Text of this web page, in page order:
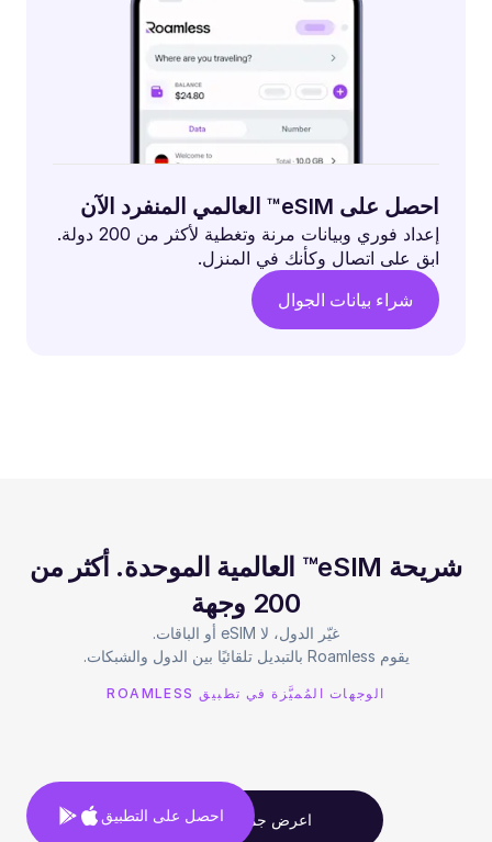
احصل على eSIM™ العالمي المنفرد الآن
إعداد فوري وبيانات مرنة وتغطية لأكثر من 200 دولة.
ابق على اتصال وكأنك في المنزل.
شراء بيانات الجوال
شريحة eSIM™ العالمية الموحدة. أكثر من
200 وجهة
يقوم Roamless بالتبديل تلقائيًا بين الدول والشبكات.
الوجهات المُميَّزة في تطبيق ROAMLESS
اعرض جميع الوجهاتاحصل على التطبيق